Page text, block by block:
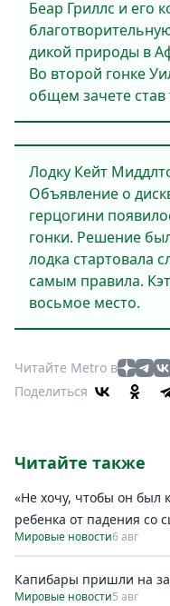
Беар Гриллс и его
дикой природы в
Во второй гонке
общем зачете став
Лодку Кейт
Объявление о
герцогини
гонки. Решение
лодка стартовала
самым правила.
восьмое место.
Читайте Metro в
Поделиться
Читайте также
«Не хочу, чтобы он был
ребенка от падения со
Мировые новости6 авг
Капибары пришли на
Мировые новости5 авг